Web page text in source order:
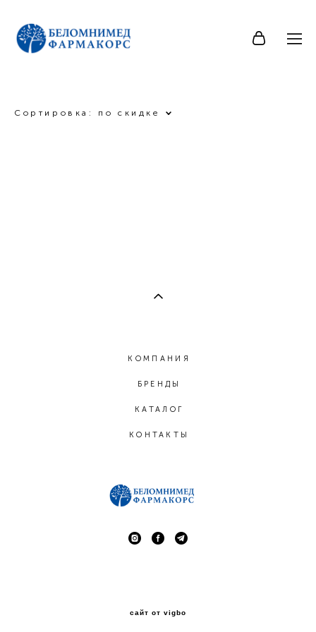
Сортировка: по скидке
КОМПАНИЯ
БРЕНДЫ
КАТАЛОГ
КОНТАКТЫ
сайт от vigbo